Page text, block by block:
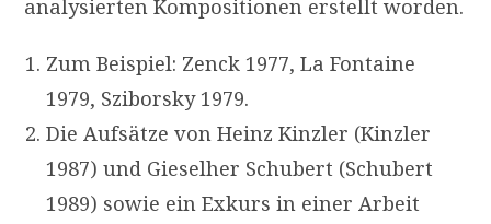
analysierten Kompositionen erstellt worden.
Zum Beispiel: Zenck 1977, La Fontaine
1979, Sziborsky 1979.
Die Aufsätze von Heinz Kinzler (Kinzler
1987) und Gieselher Schubert (Schubert
1989) sowie ein Exkurs in einer Arbeit